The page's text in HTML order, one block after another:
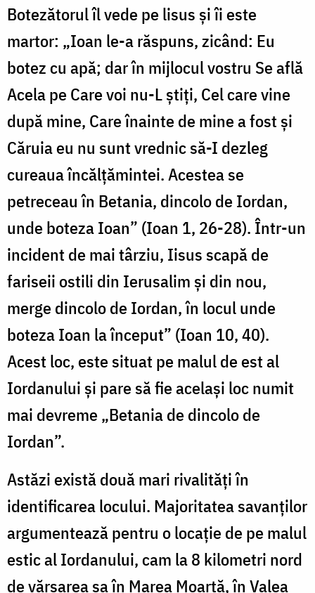
Botezătorul îl vede pe lisus și îi este
martor: „Ioan le-a răspuns, zicând: Eu
botez cu apă; dar în mijlocul vostru Se află
Acela pe Care voi nu-L ştiţi, Cel care vine
după mine, Care înainte de mine a fost şi
Căruia eu nu sunt vrednic să-I dezleg
cureaua încălţămintei. Acestea se
petreceau în Betania, dincolo de Iordan,
unde boteza Ioan” (Ioan 1, 26-28). Într-un
incident de mai târziu, Iisus scapă de
fariseii ostili din Ierusalim și din nou,
merge dincolo de Iordan, în locul unde
boteza Ioan la început” (Ioan 10, 40).
Acest loc, este situat pe malul de est al
Iordanului și pare să fie același loc numit
mai devreme „Betania de dincolo de
Iordan”.
Astăzi există două mari rivalităţi în
identificarea locului. Majoritatea savanţilor
argumentează pentru o locaţie de pe malul
estic al Iordanului, cam la 8 kilometri nord
de vărsarea sa în Marea Moartă, în Valea